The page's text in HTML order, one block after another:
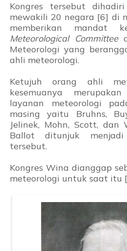
Kongres tersebut
mewakili 20 negara [6] di
memberikan mandat
Meteorological Committee
Meteorologi yang
ahli meteorologi.
Ketujuh orang ahli
kesemuanya
layanan meteorologi
masing yaitu Bruhns,
Jelinek, Mohn, Scott, dan
Ballot ditunjuk
tersebut.
Kongres Wina dianggap
meteorologi untuk saat itu